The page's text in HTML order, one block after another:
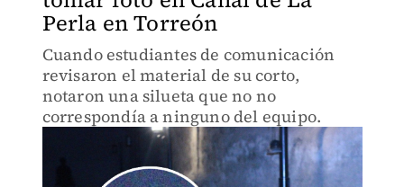
Perla en Torreón
Cuando estudiantes de comunicación
revisaron el material de su corto,
notaron una silueta que no no
correspondía a ninguno del equipo.